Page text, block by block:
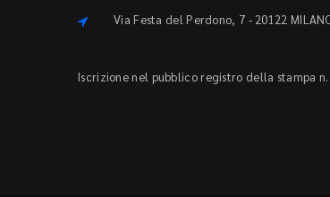
Via Festa del Perdono, 7 - 20122
Iscrizione nel pubblico registro della stampa